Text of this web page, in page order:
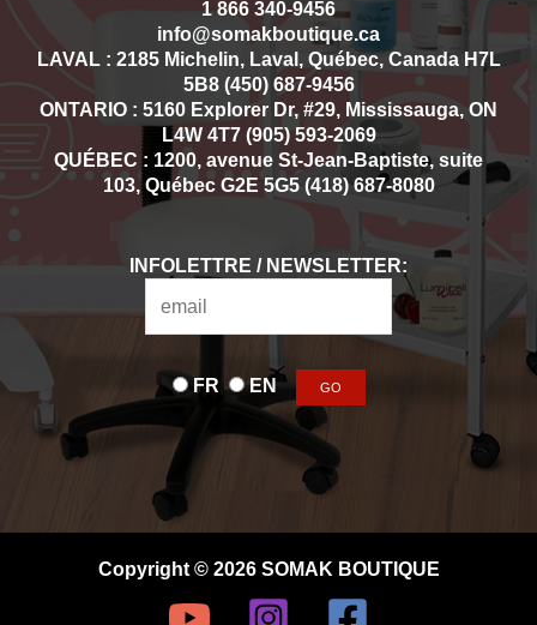
1 866 340-9456
info@somakboutique.ca
LAVAL : 2185 Michelin, Laval, Québec, Canada H7L
5B8 (450) 687-9456
ONTARIO : 5160 Explorer Dr, #29, Mississauga, ON
L4W 4T7 (905) 593-2069
QUÉBEC : 1200, avenue St-Jean-Baptiste, suite
103, Québec G2E 5G5 (418) 687-8080
INFOLETTRE / NEWSLETTER:
FR EN
Copyright © 2026 SOMAK BOUTIQUE